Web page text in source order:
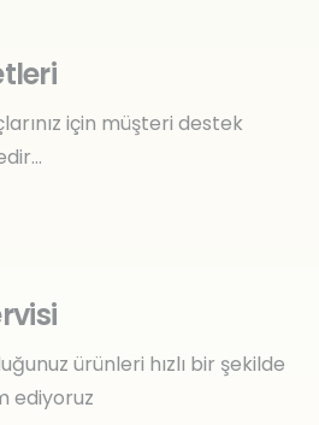
için müşteri destek
ürünleri hızlı bir şekilde
ediyoruz